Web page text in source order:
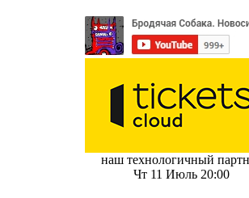
наш технологичный
Чт 11 Июль 20:00